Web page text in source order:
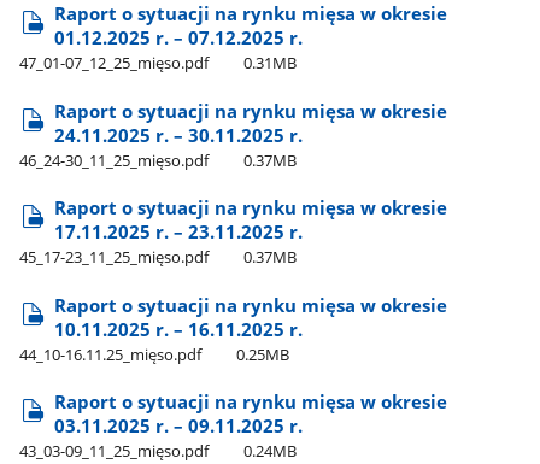
Raport o sytuacji na rynku mięsa w okresie
01.12.2025 r. – 07.12.2025 r.
47​_01-07​_12​_25​_mięso.pdf 0.31MB
Raport o sytuacji na rynku mięsa w okresie
24.11.2025 r. – 30.11.2025 r.
46​_24-30​_11​_25​_mięso.pdf 0.37MB
Raport o sytuacji na rynku mięsa w okresie
17.11.2025 r. – 23.11.2025 r.
45​_17-23​_11​_25​_mięso.pdf 0.37MB
Raport o sytuacji na rynku mięsa w okresie
10.11.2025 r. – 16.11.2025 r.
44​_10-16.11.25​_mięso.pdf 0.25MB
Raport o sytuacji na rynku mięsa w okresie
03.11.2025 r. – 09.11.2025 r.
43​_03-09​_11​_25​_mięso.pdf 0.24MB